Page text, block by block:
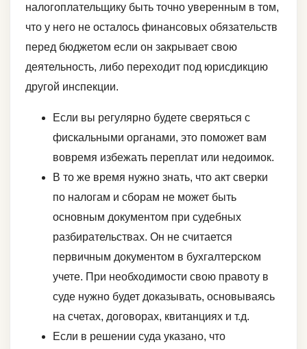
налогоплательщику быть точно уверенным в том,
что у него не осталось финансовых обязательств
перед бюджетом если он закрывает свою
деятельность, либо переходит под юрисдикцию
другой инспекции.
Если вы регулярно будете сверяться с
фискальными органами, это поможет вам
вовремя избежать переплат или недоимок.
В то же время нужно знать, что акт сверки
по налогам и сборам не может быть
основным документом при судебных
разбирательствах. Он не считается
первичным документом в бухгалтерском
учете. При необходимости свою правоту в
суде нужно будет доказывать, основываясь
на счетах, договорах, квитанциях и т.д.
Если в решении суда указано, что